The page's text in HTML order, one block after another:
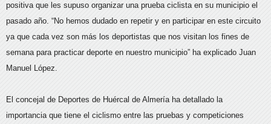
positiva que les supuso organizar una prueba ciclista en su municipio el
pasado año. “No hemos dudado en repetir y en participar en este circuito
ya que cada vez son más los deportistas que nos visitan los fines de
semana para practicar deporte en nuestro municipio” ha explicado Juan
Manuel López.
El concejal de Deportes de Huércal de Almería ha detallado la
importancia que tiene el ciclismo entre las pruebas y competiciones